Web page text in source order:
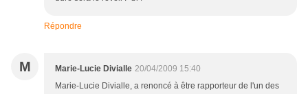
Répondre
M Marie-Lucie Divialle 20/04/2009 15:40
Marie-Lucie Divialle, a renoncé à être rapporteur de l'un des